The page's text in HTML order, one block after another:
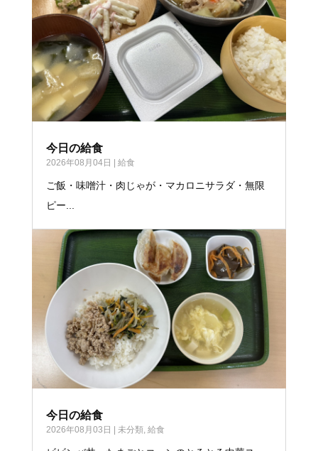
今日の給食
2026年08月04日 給食
ご飯・味噌汁・肉じゃが・マカロニサラダ・無限
ピー...
今日の給食
2026年08月03日 未分類, 給食